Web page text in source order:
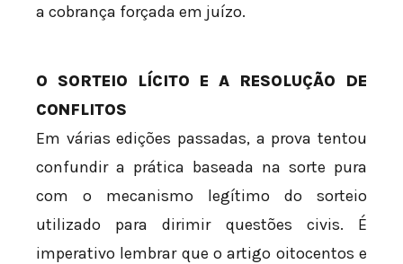
a cobrança forçada em juízo.
O SORTEIO LÍCITO E A RESOLUÇÃO DE
CONFLITOS
Em várias edições passadas, a prova tentou
confundir a prática baseada na sorte pura
com o mecanismo legítimo do sorteio
utilizado para dirimir questões civis. É
imperativo lembrar que o artigo oitocentos e